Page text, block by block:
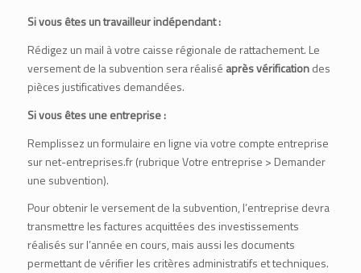
Si vous êtes un travailleur indépendant :
Rédigez un mail à votre caisse régionale de rattachement. Le
versement de la subvention sera réalisé après vérificationdes
pièces justificatives demandées.
Si vous êtes une entreprise :
Remplissez un formulaire en ligne via votre compte entreprise
surnet-entreprises.fr(rubrique Votre entreprise > Demander
une subvention).
Pour obtenir le versement de la subvention, l’entreprise devra
transmettre les factures acquittées des investissements
réalisés sur l’année en cours, mais aussi les documents
permettant de vérifier les critères administratifs et techniques.